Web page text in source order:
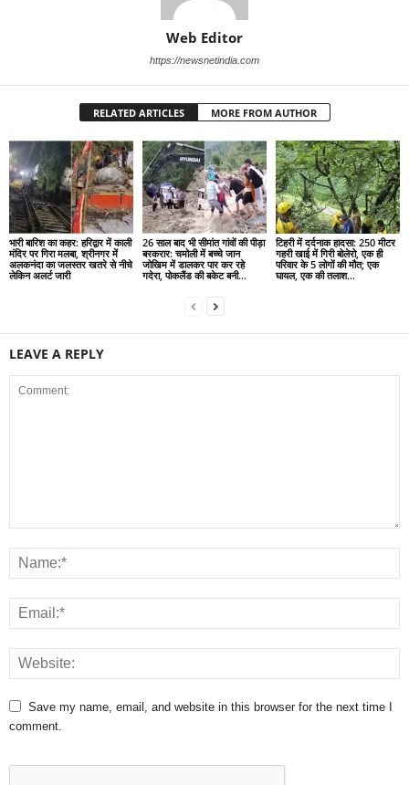
Web Editor
https://newsnetindia.com
RELATED ARTICLES MORE FROM AUTHOR
भारी बारिश का कहर: हरिद्वार में काली
मंदिर पर गिरा मलबा, श्रीनगर में
अलकनंदा का जलस्तर खतरे से नीचे
लेकिन अलर्ट जारी
26 साल बाद भी सीमांत गांवों की पीड़ा
बरकरार: चमोली में बच्चे जान
जोखिम में डालकर पार कर रहे
गदेरा, पोकलैंड की बकेट बनी...
टिहरी में दर्दनाक हादसा: 250 मीटर
गहरी खाई में गिरी बोलेरो, एक ही
परिवार के 5 लोगों की मौत; एक
घायल, एक की तलाश...
LEAVE A REPLY
Save my name, email, and website in this browser for the next time I
comment.